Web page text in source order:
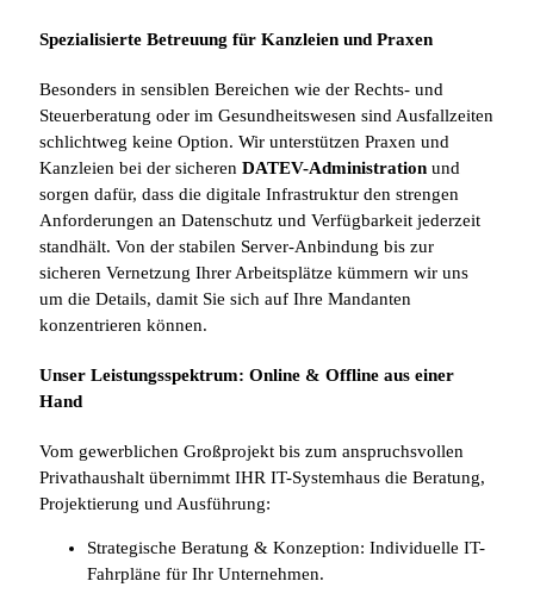
Spezialisierte Betreuung für Kanzleien und Praxen
Besonders in sensiblen Bereichen wie der Rechts- und
Steuerberatung oder im Gesundheitswesen sind Ausfallzeiten
schlichtweg keine Option. Wir unterstützen Praxen und
Kanzleien bei der sicheren DATEV-Administration und
sorgen dafür, dass die digitale Infrastruktur den strengen
Anforderungen an Datenschutz und Verfügbarkeit jederzeit
standhält. Von der stabilen Server-Anbindung bis zur
sicheren Vernetzung Ihrer Arbeitsplätze kümmern wir uns
um die Details, damit Sie sich auf Ihre Mandanten
konzentrieren können.
Unser Leistungsspektrum: Online & Offline aus einer
Hand
Vom gewerblichen Großprojekt bis zum anspruchsvollen
Privathaushalt übernimmt IHR IT-Systemhaus die Beratung,
Projektierung und Ausführung:
Strategische Beratung & Konzeption: Individuelle IT-
Fahrpläne für Ihr Unternehmen.